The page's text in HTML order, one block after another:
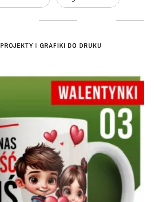
I GRAFIKI DO DRUKU